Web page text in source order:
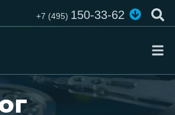
+7 (495)150-33-62